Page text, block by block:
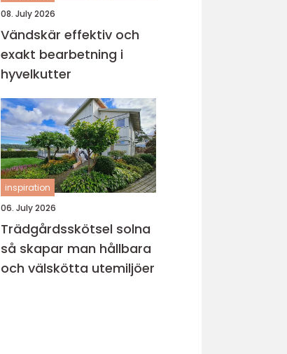
08. July 2026
Vändskär effektiv och
exakt bearbetning i
hyvelkutter
inspiration
06. July 2026
Trädgårdsskötsel solna
så skapar man hållbara
och välskötta utemiljöer